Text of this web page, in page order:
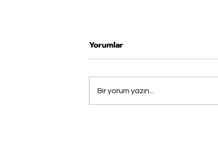
Yorumlar
Bir yorum yazın...